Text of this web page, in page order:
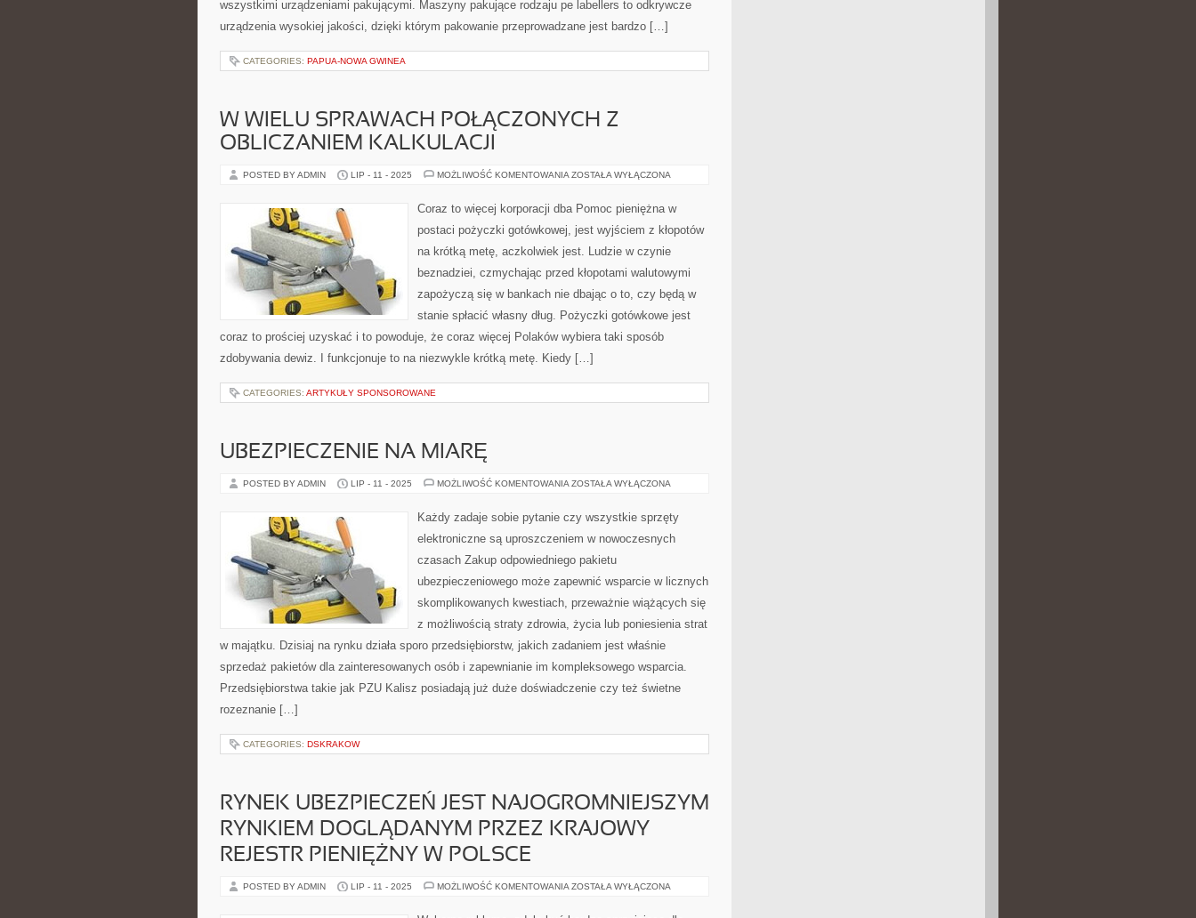
wszystkimi urządzeniami pakującymi. Maszyny pakujące rodzaju pe labellers to odkrywcze
urządzenia wysokiej jakości, dzięki którym pakowanie przeprowadzane jest bardzo […]
CATEGORIES: PAPUA-NOWA GWINEA
W WIELU SPRAWACH POŁĄCZONYCH Z
OBLICZANIEM KALKULACJI
POSTED BY ADMIN LIP - 11 - 2025 MOŻLIWOŚĆ KOMENTOWANIA W
POŁĄCZONYCH
Z
KALKULACJI
ZOSTAŁA WYŁĄCZONA
Coraz to więcej korporacji dba Pomoc pieniężna w
postaci pożyczki gotówkowej, jest wyjściem z kłopotów
na krótką metę, aczkolwiek jest. Ludzie w czynie
beznadziei, czmychając przed kłopotami walutowymi
zapożyczą się w bankach nie dbając o to, czy będą w
stanie spłacić własny dług. Pożyczki gotówkowe jest
coraz to prościej uzyskać i to powoduje, że coraz więcej Polaków wybiera taki sposób
zdobywania dewiz. I funkcjonuje to na niezwykle krótką metę. Kiedy […]
CATEGORIES: ARTYKUŁY SPONSOROWANE
UBEZPIECZENIE NA MIARĘ
POSTED BY ADMIN LIP - 11 - 2025 MOŻLIWOŚĆ KOMENTOWANIA UBEZPIECZENIE
ZOSTAŁA WYŁĄCZONA
Każdy zadaje sobie pytanie czy wszystkie sprzęty
elektroniczne są uproszczeniem w nowoczesnych
czasach Zakup odpowiedniego pakietu
ubezpieczeniowego może zapewnić wsparcie w licznych
skomplikowanych kwestiach, przeważnie wiążących się
z możliwością straty zdrowia, życia lub poniesienia strat
w majątku. Dzisiaj na rynku działa sporo przedsiębiorstw, jakich zadaniem jest właśnie
sprzedaż pakietów dla zainteresowanych osób i zapewnianie im kompleksowego wsparcia.
Przedsiębiorstwa takie jak PZU Kalisz posiadają już duże doświadczenie czy też świetne
rozeznanie […]
CATEGORIES: DSKRAKOW
RYNEK UBEZPIECZEŃ JEST NAJOGROMNIEJSZYM
RYNKIEM DOGLĄDANYM PRZEZ KRAJOWY
REJESTR PIENIĘŻNY W POLSCE
POSTED BY ADMIN LIP - 11 - 2025 MOŻLIWOŚĆ KOMENTOWANIA RYNEK
NAJOGROMNIEJSZYM
ZOSTAŁA WYŁĄCZONA